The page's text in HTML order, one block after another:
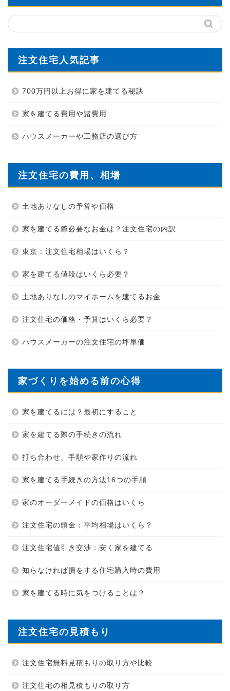
注文住宅人気記事
700万円以上お得に家を建てる秘訣
家を建てる費用や諸費用
ハウスメーカーや工務店の選び方
注文住宅の費用、相場
土地ありなしの予算や価格
家を建てる際必要なお金は？注文住宅の内訳
東京：注文住宅相場はいくら？
家を建てる値段はいくら必要？
土地ありなしのマイホームを建てるお金
注文住宅の価格・予算はいくら必要？
ハウスメーカーの注文住宅の坪単価
家づくりを始める前の心得
家を建てるには？最初にすること
家を建てる際の手続きの流れ
打ち合わせ、手順や家作りの流れ
家を建てる手続きの方法16つの手順
家のオーダーメイドの価格はいくら
注文住宅の頭金：平均相場はいくら？
注文住宅値引き交渉：安く家を建てる
知らなければ損をする住宅購入時の費用
家を建てる時に気をつけることは？
注文住宅の見積もり
注文住宅無料見積もりの取り方や比較
注文住宅の相見積もりの取り方